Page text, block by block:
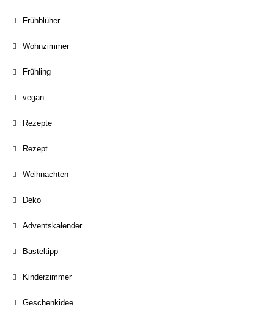
Frühblüher
Wohnzimmer
Frühling
vegan
Rezepte
Rezept
Weihnachten
Deko
Adventskalender
Basteltipp
Kinderzimmer
Geschenkidee